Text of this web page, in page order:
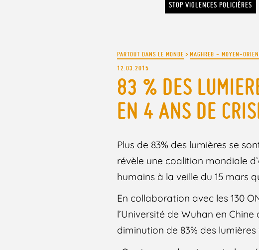
STOP VIOLENCES POLICIÈRES
PARTOUT DANS LE MONDE >MAGHREB - MOYEN-
12.03.2015
83 % DES
EN 4 ANS DE
Plus de 83% des lumières se
révèle une coalition mondiale
humains à la veille du 15 mars
En collaboration avec les 130
l’Université de Wuhan en
diminution de 83% des